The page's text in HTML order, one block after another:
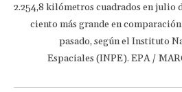
2.254,8 kilómetros cuadrados en julio
ciento más grande en
pasado, según el Instituto
Espaciales (INPE). EPA /